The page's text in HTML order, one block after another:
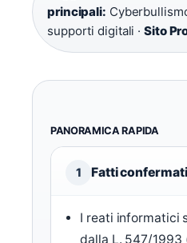
principali:
supporti digitali ·Sito
PANORAMICA RAPIDA
1 Fatti confermati
I reati informatici
dalla L. 547/1993